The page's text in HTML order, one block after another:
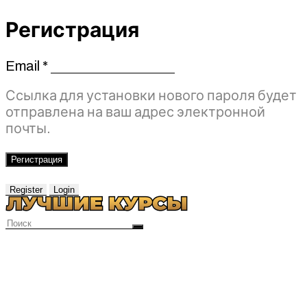
Регистрация
Email *Обязательно
Ссылка для установки нового пароля будет
отправлена ​​на ваш адрес электронной
почты.
Регистрация
Register Login